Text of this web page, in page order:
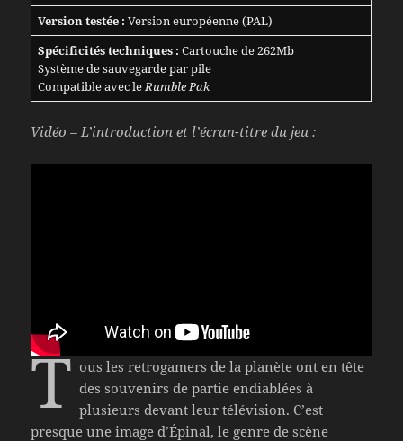
Version testée : Version européenne (PAL)
Spécificités techniques : Cartouche de 262Mb
Système de sauvegarde par pile
Compatible avec leRumble Pak
Vidéo – L’introduction et l’écran-titre du jeu :
T ous les retrogamers de la planète ont en tête
des souvenirs de partie endiablées à
plusieurs devant leur télévision. C’est
presque une image d’Épinal, le genre de scène